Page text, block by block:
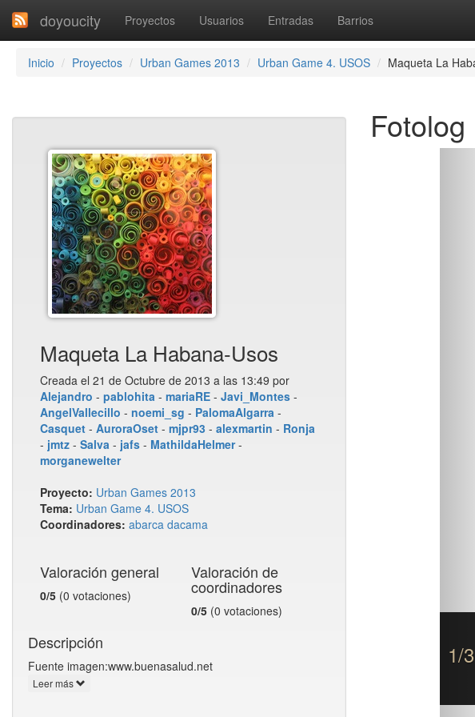
doyoucity Proyectos Usuarios Entradas Barrios
Inicio Proyectos Urban Games 2013 Urban Game 4. USOS Maqueta La
Maqueta La Habana-Usos
Creada el 21 de Octubre de 2013 a las 13:49 por
Alejandro - pablohita - mariaRE - Javi_Montes -
AngelVallecillo - noemi_sg - PalomaAlgarra -
Casquet - AuroraOset - mjpr93 - alexmartin - Ronja
- jmtz - Salva - jafs - MathildaHelmer-
morganewelter
Proyecto: Urban Games 2013
Tema: Urban Game 4. USOS
Coordinadores: abarca dacama
Valoración general
0/5 (0 votaciones)
Valoración de
coordinadores
0/5 (0 votaciones)
Descripción
Fuente imagen:www.buenasalud.net
Leer más
Fotolog
1/